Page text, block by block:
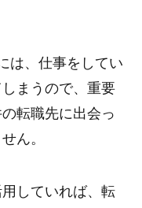
は、仕事をしてい
まうので、重要
転職先に出会っ
ん。
していれば、転